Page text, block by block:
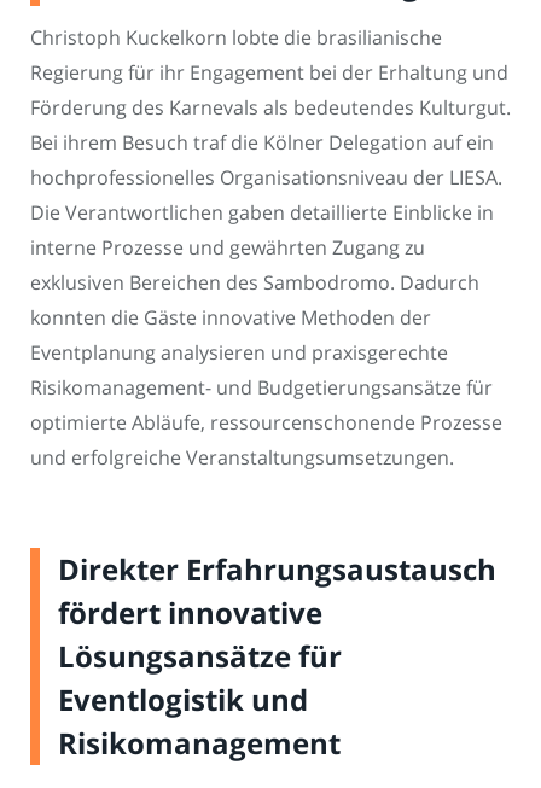
Christoph Kuckelkorn lobte die brasilianische
Regierung für ihr Engagement bei der Erhaltung und
Förderung des Karnevals als bedeutendes Kulturgut.
Bei ihrem Besuch traf die Kölner Delegation auf ein
hochprofessionelles Organisationsniveau der LIESA.
Die Verantwortlichen gaben detaillierte Einblicke in
interne Prozesse und gewährten Zugang zu
exklusiven Bereichen des Sambodromo. Dadurch
konnten die Gäste innovative Methoden der
Eventplanung analysieren und praxisgerechte
Risikomanagement- und Budgetierungsansätze für
optimierte Abläufe, ressourcenschonende Prozesse
und erfolgreiche Veranstaltungsumsetzungen.
Direkter Erfahrungsaustausch
fördert innovative
Lösungsansätze für
Eventlogistik und
Risikomanagement